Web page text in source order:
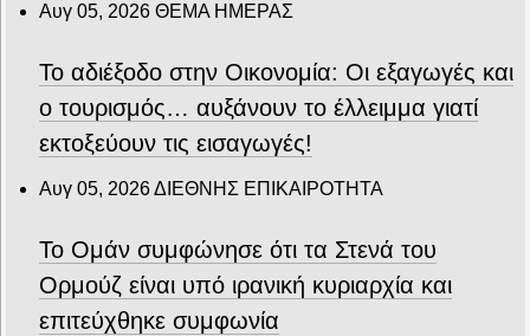
Αυγ 05, 2026 ΘΕΜΑ ΗΜΕΡΑΣ
Το αδιέξοδο στην Οικονομία: Οι εξαγωγές και
ο τουρισμός… αυξάνουν το έλλειμμα γιατί
εκτοξεύουν τις εισαγωγές!
Αυγ 05, 2026ΔΙΕΘΝΗΣ ΕΠΙΚΑΙΡΟΤΗΤΑ
Το Ομάν συμφώνησε ότι τα Στενά του
Ορμούζ είναι υπό ιρανική κυριαρχία και
επιτεύχθηκε συμφωνία